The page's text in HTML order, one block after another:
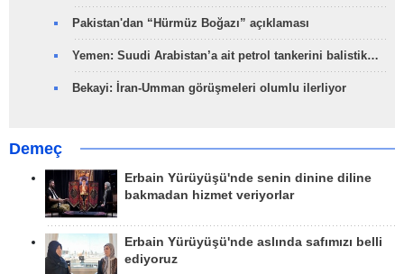
Pakistan'dan “Hürmüz Boğazı” açıklaması
Yemen: Suudi Arabistan’a ait petrol tankerini balistik…
Bekayi: İran-Umman görüşmeleri olumlu ilerliyor
Demeç
Erbain Yürüyüşü'nde senin dinine diline
bakmadan hizmet veriyorlar
Erbain Yürüyüşü'nde aslında safımızı belli
ediyoruz